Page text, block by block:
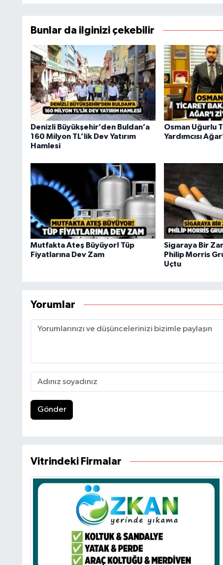
Bunlar da ilginizi çekebilir
Denizli Büyükşehir’den Buldan’a
160 Milyon TL’lik Dev Yatırım
Hamlesi
Osman Uğurlu
Yardımcısı
Mutfakta Ateş Büyüyor! Tüp
Fiyatlarına Dev Zam
Sigaraya Bir
Philip Morris
Uçtu
Yorumlar
Gönder
Vitrindeki Firmalar